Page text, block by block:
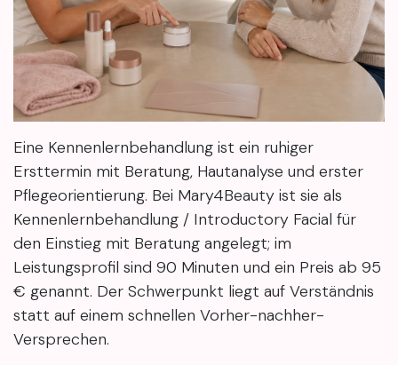
Eine Kennenlernbehandlung ist ein ruhiger
Ersttermin mit Beratung, Hautanalyse und erster
Pflegeorientierung. Bei Mary4Beauty ist sie als
Kennenlernbehandlung / Introductory Facial für
den Einstieg mit Beratung angelegt; im
Leistungsprofil sind 90 Minuten und ein Preis ab 95
€ genannt. Der Schwerpunkt liegt auf Verständnis
statt auf einem schnellen Vorher-nachher-
Versprechen.